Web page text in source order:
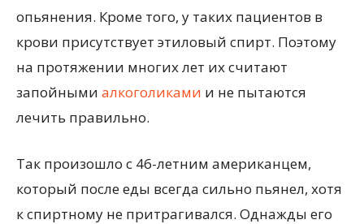
опьянения. Кроме того, у таких пациентов в
крови присутствует этиловый спирт. Поэтому
на протяжении многих лет их считают
запойными алкоголиками и не пытаются
лечить правильно.
Так произошло с 46-летним американцем,
который после еды всегда сильно пьянел, хотя
к спиртному не притрагивался. Однажды его